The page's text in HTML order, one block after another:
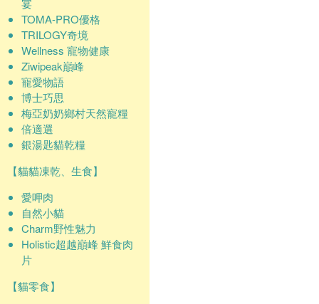
宴
TOMA-PRO優格
TRILOGY奇境
Wellness 寵物健康
Ziwipeak巔峰
寵愛物語
博士巧思
梅亞奶奶鄉村天然寵糧
倍適選
銀湯匙貓乾糧
【貓貓凍乾、生食】
愛呷肉
自然小貓
Charm野性魅力
Holistic超越巔峰 鮮食肉
片
【貓零食】